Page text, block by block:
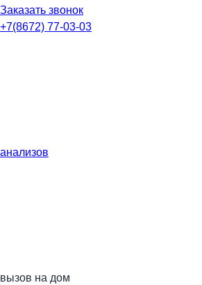
Заказать звонок
+7(8672) 77-03-03
анализов
вызов на дом